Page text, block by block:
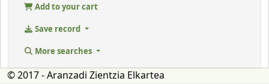
Add to your cart
Save record
More searches
© 2017 - Aranzadi Zientzia Elkartea